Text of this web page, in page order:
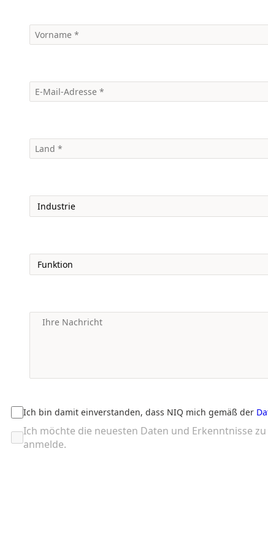
Ich bin damit einverstanden, dass NIQ mich gemäß der
Ich möchte die neuesten Daten und Erkenntnisse
anmelde.